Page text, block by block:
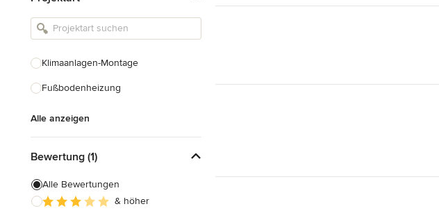
Armaturen & Sanitärbedarf
Einbauschränke
Klimaanlagen-Montage
Fußbodenheizung
Alle anzeigen
Bewertung (1)
Alle Bewertungen
& höher